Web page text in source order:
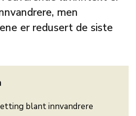
men
er redusert de siste
blant innvandrere